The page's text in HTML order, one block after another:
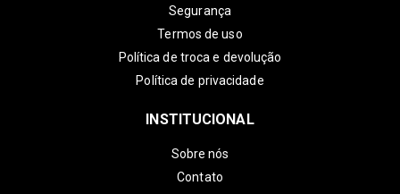
Segurança
Termos de uso
Política de troca e devolução
Política de privacidade
INSTITUCIONAL
Sobre nós
Contato